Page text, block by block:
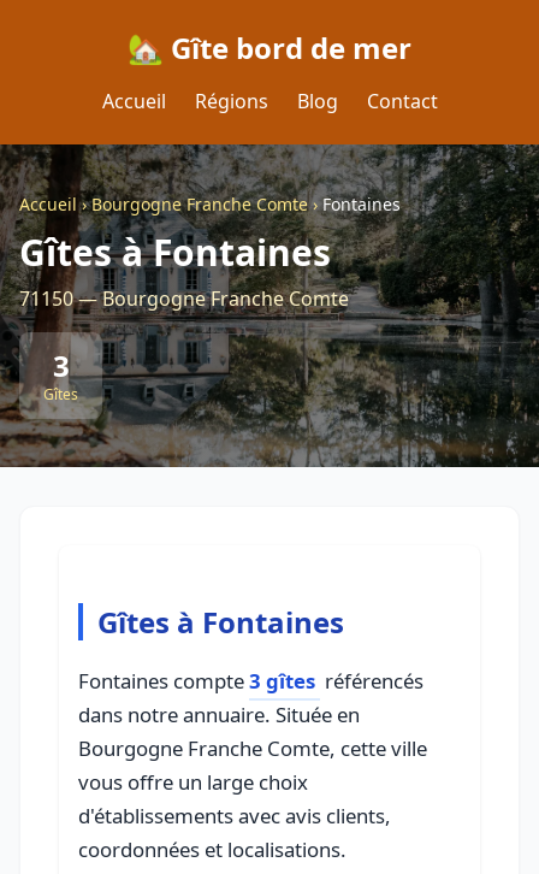
🏡 Gîte bord de mer
Accueil Régions Blog Contact
Accueil›Bourgogne Franche Comte›Fontaines
Gîtes à Fontaines
71150 — Bourgogne Franche Comte
3
Gîtes
Gîtes à Fontaines
Fontaines compte3 gîtes référencés
dans notre annuaire. Située en
Bourgogne Franche Comte, cette ville
vous offre un large choix
d'établissements avec avis clients,
coordonnées et localisations.